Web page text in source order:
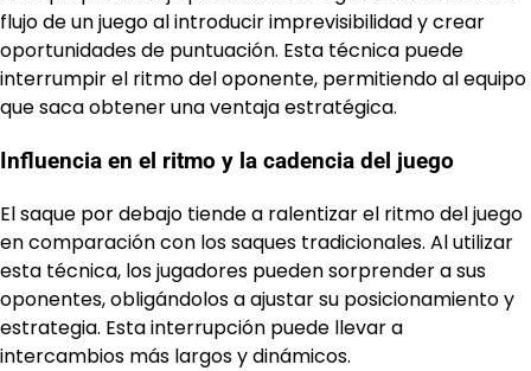
flujo de un juego al introducir imprevisibilidad y crear
oportunidades de puntuación. Esta técnica puede
interrumpir el ritmo del oponente, permitiendo al equipo
que saca obtener una ventaja estratégica.
Influencia en el ritmo y la cadencia del juego
El saque por debajo tiende a ralentizar el ritmo del juego
en comparación con los saques tradicionales. Al utilizar
esta técnica, los jugadores pueden sorprender a sus
oponentes, obligándolos a ajustar su posicionamiento y
estrategia. Esta interrupción puede llevar a
intercambios más largos y dinámicos.